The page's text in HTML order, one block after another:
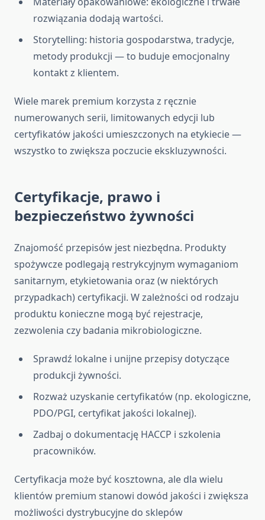
rozwiązania dodają wartości.
Storytelling: historia gospodarstwa, tradycje,
metody produkcji — to buduje emocjonalny
kontakt z klientem.
Wiele marek premium korzysta z ręcznie
numerowanych serii, limitowanych edycji lub
certyfikatów jakości umieszczonych na etykiecie —
wszystko to zwiększa poczucie ekskluzywności.
Certyfikacje, prawo i
bezpieczeństwo żywności
Znajomość przepisów jest niezbędna. Produkty
spożywcze podlegają restrykcyjnym wymaganiom
sanitarnym, etykietowania oraz (w niektórych
przypadkach) certyfikacji. W zależności od rodzaju
produktu konieczne mogą być rejestracje,
zezwolenia czy badania mikrobiologiczne.
Sprawdź lokalne i unijne przepisy dotyczące
produkcji żywności.
Rozważ uzyskanie certyfikatów (np. ekologiczne,
PDO/PGI, certyfikat jakości lokalnej).
Zadbaj o dokumentację HACCP i szkolenia
pracowników.
Certyfikacja może być kosztowna, ale dla wielu
klientów premium stanowi dowód jakości i zwiększa
możliwości dystrybucyjne do sklepów